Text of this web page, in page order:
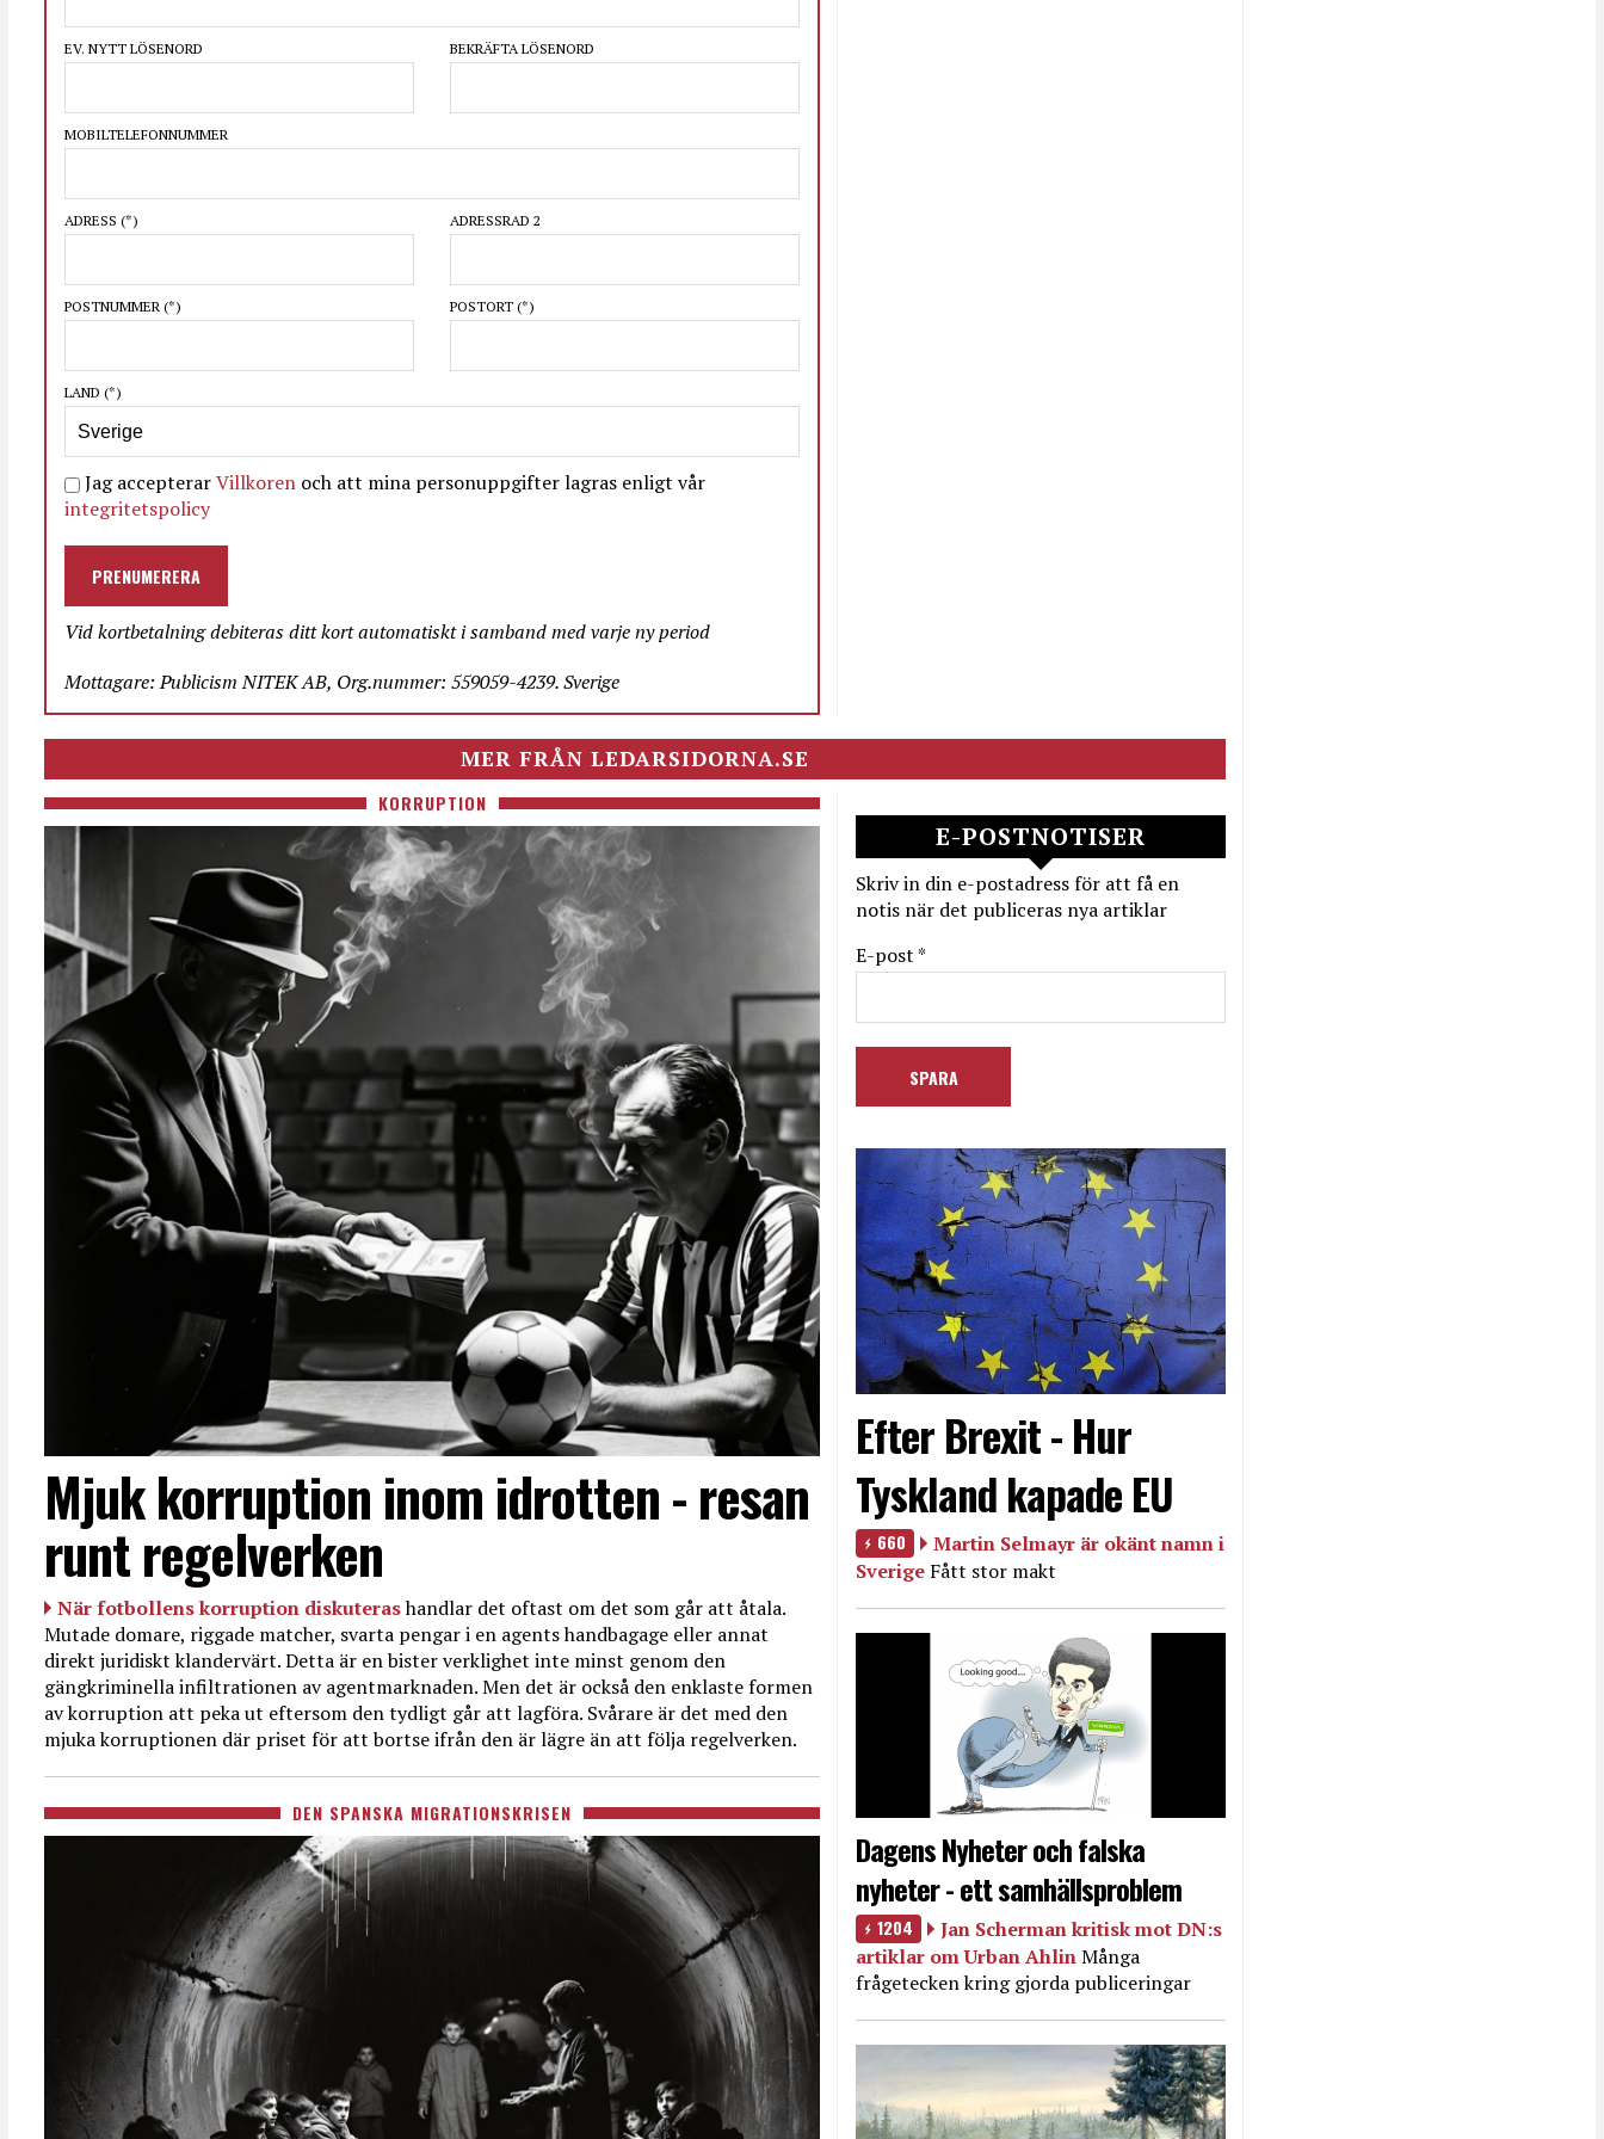
EV. NYTT LÖSENORD BEKRÄFTA LÖSENORD
MOBILTELEFONNUMMER
ADRESS (*) ADRESSRAD 2
POSTNUMMER (*) POSTORT (*)
LAND (*)
Jag accepterarVillkoren och att mina personuppgifter lagras enligt vår
integritetspolicy
PRENUMERERA
Vid kortbetalning debiteras ditt kort automatiskt i samband med varje ny period
Mottagare: Publicism NITEK AB, Org.nummer: 559059-4239. Sverige
MER FRÅN LEDARSIDORNA.SE
KORRUPTION
Mjuk korruption inom idrotten - resan
runt regelverken
När fotbollens korruption diskuterashandlar det oftast om det som går att åtala.
Mutade domare, riggade matcher, svarta pengar i en agents handbagage eller annat
direkt juridiskt klandervärt. Detta är en bister verklighet inte minst genom den
gängkriminella infiltrationen av agentmarknaden. Men det är också den enklaste formen
av korruption att peka ut eftersom den tydligt går att lagföra. Svårare är det med den
mjuka korruptionen där priset för att bortse ifrån den är lägre än att följa regelverken.
DEN SPANSKA MIGRATIONSKRISEN
E-POSTNOTISER
Skriv in din e-postadress för att få en
notis när det publiceras nya artiklar
E-post *
Efter Brexit - Hur
Tyskland kapade EU
660
Martin Selmayr är okänt namn i
Sverige Fått stor makt
Dagens Nyheter och falska
nyheter - ett samhällsproblem
1204
Jan Scherman kritisk mot DN:s
artiklar om Urban AhlinMånga
frågetecken kring gjorda publiceringar